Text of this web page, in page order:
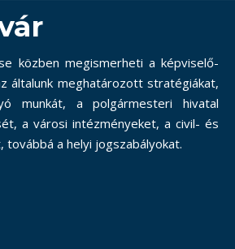
közben megismerheti a képviselő-
általunk meghatározott stratégiákat,
munkát, a polgármesteri hivatal
a városi intézményeket, a civil- és
a helyi jogszabályokat.